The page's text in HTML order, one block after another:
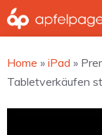
Zum
Inhalt
Home » iPad »
Tabletverkäufen